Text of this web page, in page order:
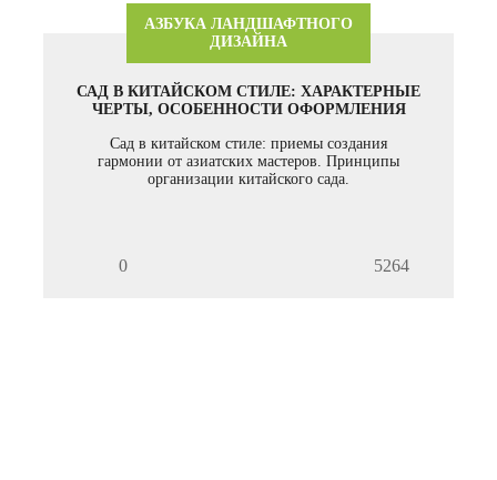
АЗБУКА ЛАНДШАФТНОГО
ДИЗАЙНА
САД В КИТАЙСКОМ СТИЛЕ: ХАРАКТЕРНЫЕ
ЧЕРТЫ, ОСОБЕННОСТИ ОФОРМЛЕНИЯ
Сад в китайском стиле: приемы создания
гармонии от азиатских мастеров. Принципы
организации китайского сада.
0 5264